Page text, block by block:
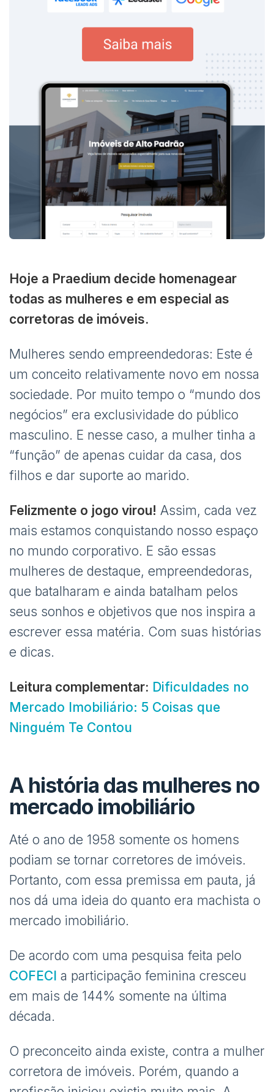
Hoje a Praedium decide homenagear
todas as mulheres e em especial as
corretoras de imóveis.
Mulheres sendo empreendedoras: Este é
um conceito relativamente novo em nossa
sociedade. Por muito tempo o “mundo dos
negócios” era exclusividade do público
masculino. E nesse caso, a mulher tinha a
“função” de apenas cuidar da casa, dos
filhos e dar suporte ao marido.
Felizmente o jogo virou! Assim, cada vez
mais estamos conquistando nosso espaço
no mundo corporativo. E são essas
mulheres de destaque, empreendedoras,
que batalharam e ainda batalham pelos
seus sonhos e objetivos que nos inspira a
escrever essa matéria. Com suas histórias
e dicas.
Leitura complementar: Dificuldades no
Mercado Imobiliário: 5 Coisas que
Ninguém Te Contou
A história das mulheres no
mercado imobiliário
Até o ano de 1958 somente os homens
podiam se tornar corretores de imóveis.
Portanto, com essa premissa em pauta, já
nos dá uma ideia do quanto era machista o
mercado imobiliário.
De acordo com uma pesquisa feita pelo
COFECI a participação feminina cresceu
em mais de 144% somente na última
década.
O preconceito ainda existe, contra a mulher
corretora de imóveis. Porém, quando a